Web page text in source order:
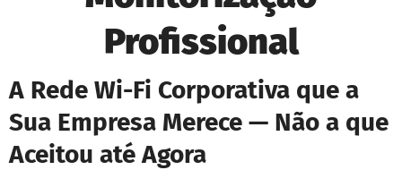
Profissional
A Rede Wi-Fi Corporativa que a
Sua Empresa Merece — Não a que
Aceitou até Agora